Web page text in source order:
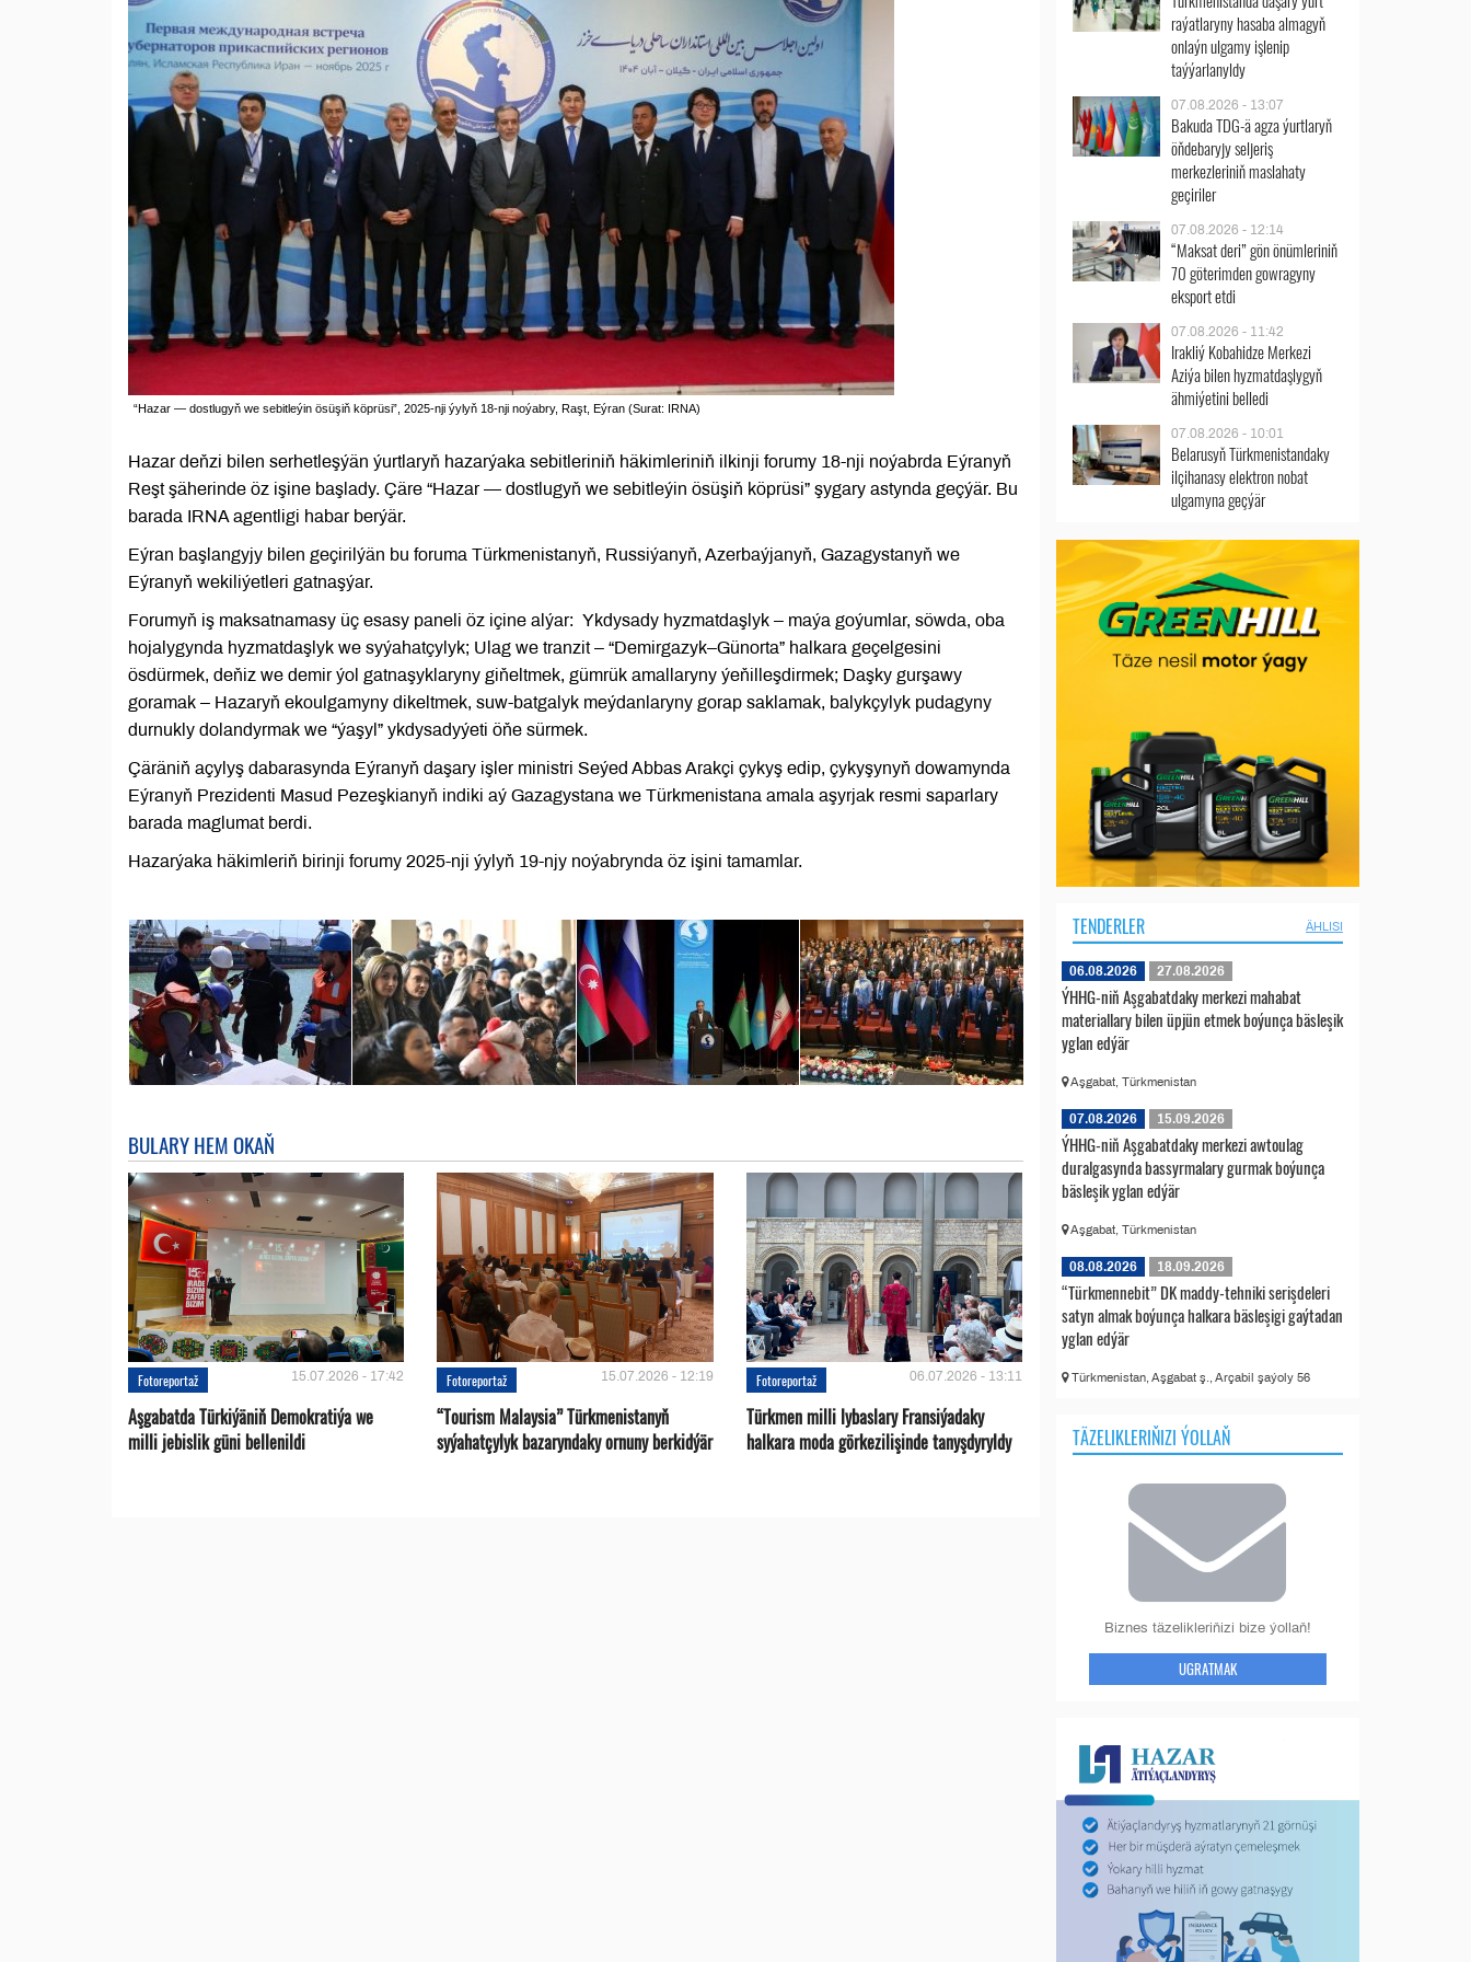
“Hazar — dostlugyň we sebitleýin ösüşiň köprüsi”, 2025-nji ýylyň 18-nji noýabry, Raşt, Eýran (Surat: IRNA)
Hazar deňzi bilen serhetleşýän ýurtlaryň hazarýaka sebitleriniň häkimleriniň ilkinji forumy 18-nji noýabrda Eýranyň
Reşt şäherinde öz işine başlady. Çäre “Hazar — dostlugyň we sebitleýin ösüşiň köprüsi” şygary astynda geçýär. Bu
barada IRNA agentligi habar berýär.
Eýran başlangyjy bilen geçirilýän bu foruma Türkmenistanyň, Russiýanyň, Azerbaýjanyň, Gazagystanyň we
Eýranyň wekiliýetleri gatnaşýar.
Forumyň iş maksatnamasy üç esasy paneli öz içine alýar: Ykdysady hyzmatdaşlyk – maýa goýumlar, söwda, oba
hojalygynda hyzmatdaşlyk we syýahatçylyk; Ulag we tranzit – “Demirgazyk–Günorta” halkara geçelgesini
ösdürmek, deňiz we demir ýol gatnaşyklaryny giňeltmek, gümrük amallaryny ýeňilleşdirmek; Daşky gurşawy
goramak – Hazaryň ekoulgamyny dikeltmek, suw-batgalyk meýdanlaryny gorap saklamak, balykçylyk pudagyny
durnukly dolandyrmak we “ýaşyl” ykdysadyýeti öňe sürmek.
Çäräniň açylyş dabarasynda Eýranyň daşary işler ministri Seýed Abbas Arakçi çykyş edip, çykyşynyň dowamynda
Eýranyň Prezidenti Masud Pezeşkianyň indiki aý Gazagystana we Türkmenistana amala aşyrjak resmi saparlary
barada maglumat berdi.
Hazarýaka häkimleriň birinji forumy 2025-nji ýylyň 19-njy noýabrynda öz işini tamamlar.
BULARY HEM OKAŇ
Fotoreportaž 15.07.2026 - 17:42
Aşgabatda Türkiýäniň Demokratiýa we
milli jebislik güni bellenildi
Fotoreportaž 15.07.2026 - 12:19
“Tourism Malaysia” Türkmenistanyň
syýahatçylyk bazaryndaky ornuny berkidýär
Fotoreportaž 06.07.2026 - 13:11
Türkmen milli lybaslary Fransiýadaky
halkara moda görkezilişinde tanyşdyryldy
raýatlaryny hasaba almagyň
onlaýn ulgamy işlenip
taýýarlanyldy
07.08.2026 - 13:07
Bakuda TDG-ä agza ýurtlaryň
öňdebaryjy seljeriş
merkezleriniň maslahaty
geçiriler
07.08.2026 - 12:14
“Maksat deri” gön önümleriniň
70 göterimden gowragyny
eksport etdi
07.08.2026 - 11:42
Irakliý Kobahidze Merkezi
Aziýa bilen hyzmatdaşlygyň
ähmiýetini belledi
07.08.2026 - 10:01
Belarusyň Türkmenistandaky
ilçihanasy elektron nobat
ulgamyna geçýär
TENDERLER ÄHLISI
06.08.2026 27.08.2026
ÝHHG-niň Aşgabatdaky merkezi mahabat
materiallary bilen üpjün etmek boýunça bäsleşik
yglan edýär
Aşgabat, Türkmenistan
07.08.2026 15.09.2026
ÝHHG-niň Aşgabatdaky merkezi awtoulag
duralgasynda bassyrmalary gurmak boýunça
bäsleşik yglan edýär
Aşgabat, Türkmenistan
08.08.2026 18.09.2026
“Türkmennebit” DK maddy-tehniki serişdeleri
satyn almak boýunça halkara bäsleşigi gaýtadan
yglan edýär
Türkmenistan, Aşgabat ş., Arçabil şaýoly 56
TÄZELIKLERIŇIZI ÝOLLAŇ
Biznes täzelikleriňizi bize ýollaň!
UGRATMAK